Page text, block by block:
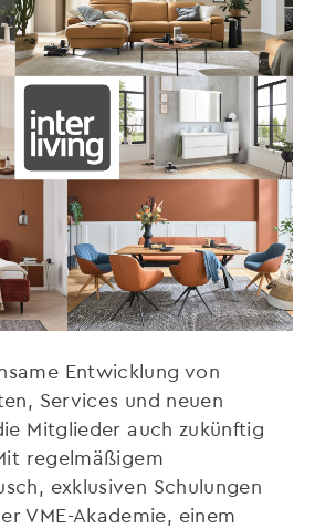
Entwicklung von
Services und neuen
Mitglieder auch zukünftig
regelmäßigem
exklusiven Schulungen
VME-Akademie, einem